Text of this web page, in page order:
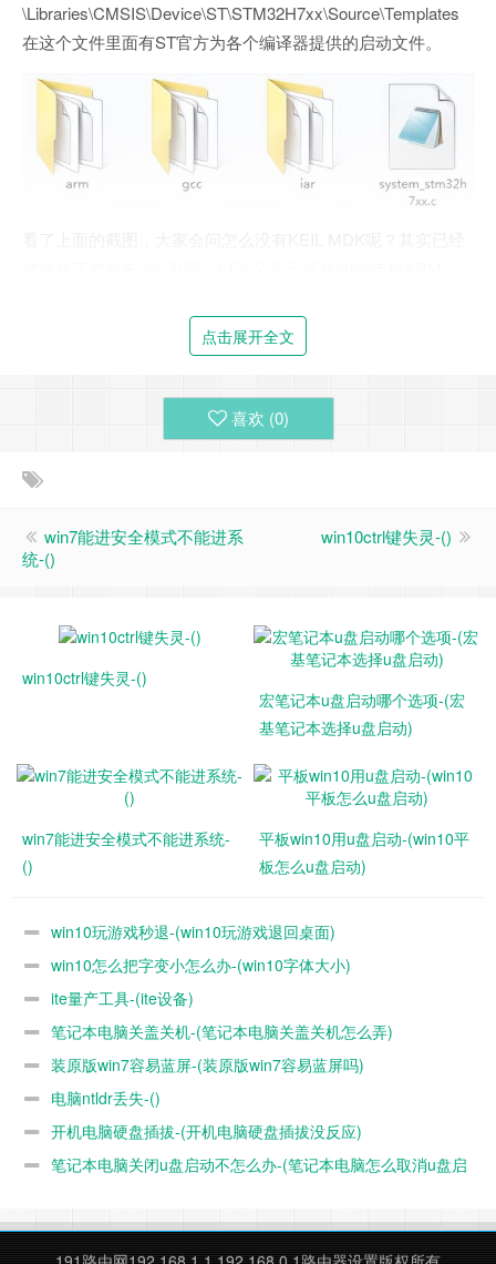
\Libraries\CMSIS\Device\ST\STM32H7xx\Source\Templates
在这个文件里面有ST官方为各个编译器提供的启动文件。
本，这里重点给大家分析一下MDK的启动文件分析，IAR和M
2.2 不同H7系列对应的启动文件
先来看一下ARM文件夹里面的文件（2018-07-03，当前只有如
添加进来）：
是H753系列，就使用startup_stm32h753xx文件。当前H743和
753系列对应的型号如下：
多了一个linker文件夹，用于IAR配置的ICF文件：
点击展开全文
喜欢 (0)
win7能进安全模式不能进系
统-()
win10ctrl键失灵-()
win10ctrl键失灵-()
宏笔记本u盘启动哪个选项-(宏
基笔记本选择u盘启动)
win7能进安全模式不能进系统-
()
平板win10用u盘启动-(win10平
板怎么u盘启动)
win10玩游戏秒退-(win10玩游戏退回桌面)
win10怎么把字变小怎么办-(win10字体大小)
ite量产工具-(ite设备)
笔记本电脑关盖关机-(笔记本电脑关盖关机怎么弄)
装原版win7容易蓝屏-(装原版win7容易蓝屏吗)
电脑ntldr丢失-()
开机电脑硬盘插拔-(开机电脑硬盘插拔没反应)
笔记本电脑关闭u盘启动不怎么办-(笔记本电脑怎么取消u盘启